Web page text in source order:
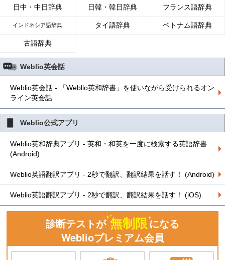
日中・中日辞典 日韓・韓日辞典 フランス語辞典
インドネシア語辞典 タイ語辞典 ベトナム語辞典
古語辞典
Weblio英会話
Weblio英会話 - 「Weblio英和辞書」を使いながら受けられるオン
ライン英会話
Weblio公式アプリ
Weblio英和辞典アプリ - 英和・和英を一度に検索する英語辞書
(Android)
Weblio英語翻訳アプリ - 2秒で翻訳、翻訳結果を話す！ (Android)
Weblio英語翻訳アプリ - 2秒で翻訳、翻訳結果を話す！ (iOS)
診断テストが 無制限になる
Weblioプレミアム会員